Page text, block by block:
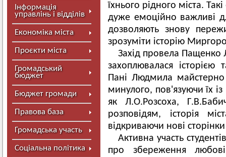
Інформація
управлінь і відділів
Економіка міста
Проєкти міста
Громадський
бюджет
Бюджет громади
Правова база
Громадська участь
Соціальна політика
їхнього рідного міста.
дуже емоційно важливі
дозволяють знову
зрозуміти історію
Захід провела Пащенко
захоплювалася історією
Пані Людмила майстерно
минулого, пов'язуючи їх
як Л.О.Розсоха,
розповідям, історія
відкриваючи нові
Активна участь
про збереження